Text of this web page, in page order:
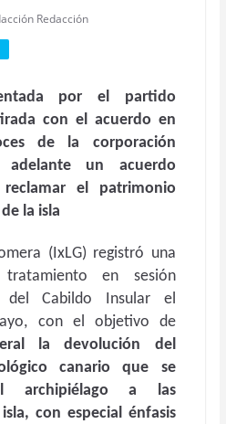
Redacción
por el partido
con el acuerdo en
de la corporación
un acuerdo
el patrimonio
la isla
(IxLG) registró una
en sesión
del Cabildo Insular el
con el objetivo de
la devolución del
canario que se
archipiélago a las
con especial énfasis